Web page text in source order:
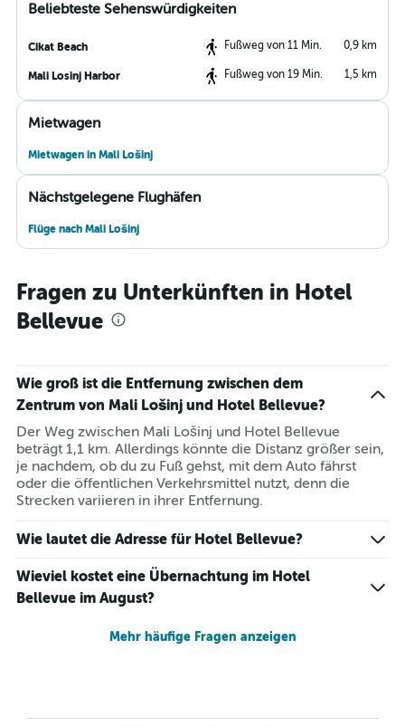
Beliebteste Sehenswürdigkeiten
Cikat Beach Fußweg von 11 Min. 0,9 km
Mali Losinj Harbor Fußweg von 19 Min. 1,5 km
Mietwagen
Mietwagen in Mali Lošinj
Nächstgelegene Flughäfen
Flüge nach Mali Lošinj
Fragen zu Unterkünften in Hotel
Bellevue
Wie groß ist die Entfernung zwischen dem
Zentrum von Mali Lošinj und Hotel Bellevue?
Der Weg zwischen Mali Lošinj und Hotel Bellevue
beträgt 1,1 km. Allerdings könnte die Distanz größer sein,
je nachdem, ob du zu Fuß gehst, mit dem Auto fährst
oder die öffentlichen Verkehrsmittel nutzt, denn die
Strecken variieren in ihrer Entfernung.
Wie lautet die Adresse für Hotel Bellevue?
Wieviel kostet eine Übernachtung im Hotel
Bellevue im August?
Mehr häufige Fragen anzeigen